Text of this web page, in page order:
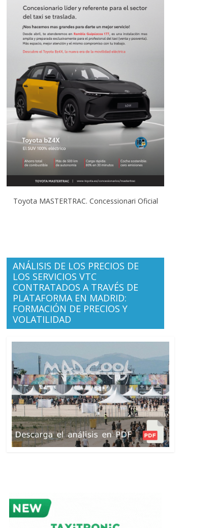
Toyota MASTERTRAC. Concessionari Oficial
ANÁLISIS DE LOS PRECIOS DE
LOS SERVICIOS VTC
CONTRATADOS A TRAVÉS DE
PLATAFORMA EN MADRID:
FORMACIÓN DE PRECIOS Y
VOLATILIDAD